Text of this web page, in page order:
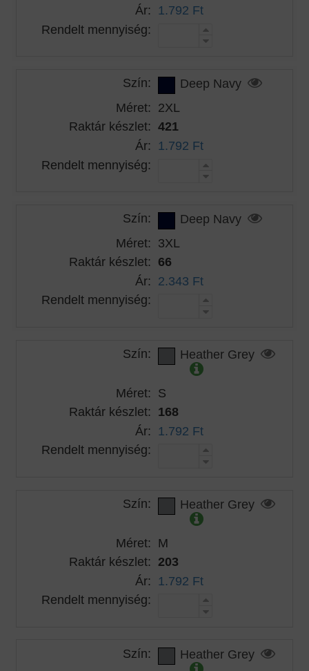
Ár: 1.792 Ft
Rendelt mennyiség:
Szín:
Deep Navy
Méret: 2XL
Raktár készlet: 421
Ár: 1.792 Ft
Rendelt mennyiség:
Szín:
Deep Navy
Méret: 3XL
Raktár készlet: 66
Ár: 2.343 Ft
Rendelt mennyiség:
Szín: Heather Grey
Méret: S
Raktár készlet: 168
Ár: 1.792 Ft
Rendelt mennyiség:
Szín: Heather Grey
Méret: M
Raktár készlet: 203
Ár: 1.792 Ft
Rendelt mennyiség:
Szín: Heather Grey